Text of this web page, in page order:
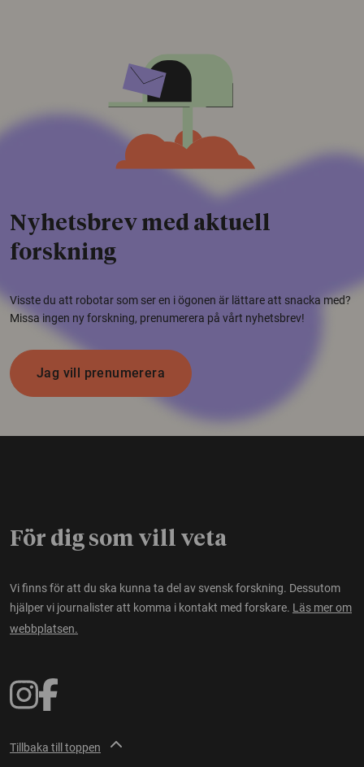
Nyhetsbrev med aktuell
forskning
Visste du att robotar som ser en i ögonen är lättare att snacka med?
Missa ingen ny forskning, prenumerera på vårt nyhetsbrev!
Jag vill prenumerera
För dig som vill veta
Vi finns för att du ska kunna ta del av svensk forskning. Dessutom
hjälper vi journalister att komma i kontakt med forskare. Läs mer om
webbplatsen.
Tillbaka till toppen